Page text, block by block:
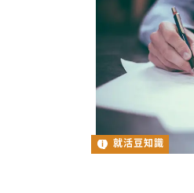
就活豆知識